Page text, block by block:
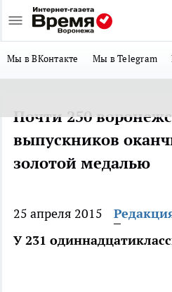
Мы в ВКонтакте Мы в Telegram
Почти 250
выпускников
золотой медалью
25 апреля 2015
У 231